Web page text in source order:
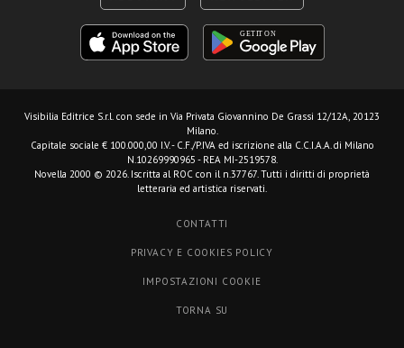
Visibilia Editrice S.r.l. con sede in Via Privata Giovannino De Grassi 12/12A, 20123
Milano.
Capitale sociale € 100.000,00 I.V. - C.F./P.IVA ed iscrizione alla C.C.I.A.A. di Milano
N.10269990965 - REA MI-2519578.
Novella 2000 © 2026. Iscritta al ROC con il n.37767. Tutti i diritti di proprietà
letteraria ed artistica riservati.
CONTATTI
PRIVACY E COOKIES POLICY
IMPOSTAZIONI COOKIE
TORNA SU